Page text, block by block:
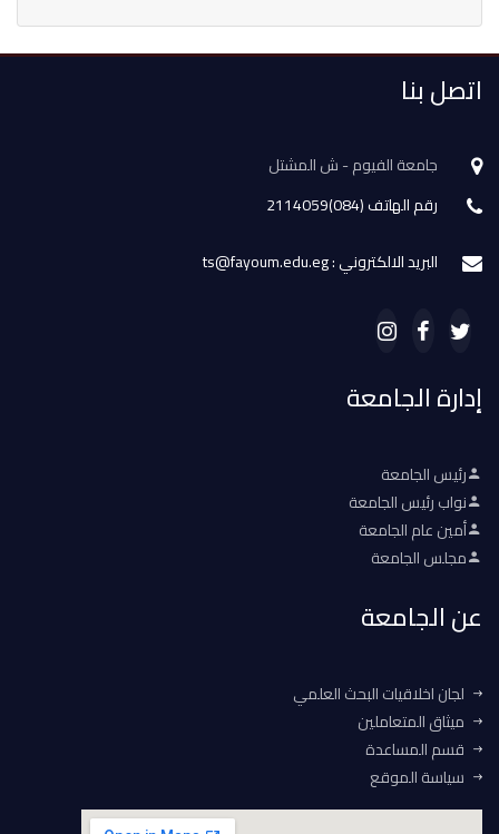
اتصل بنا
جامعة الفيوم - ش المشتل
رقم الهاتف (084)2114059
البريد الالكتروني : ts@fayoum.edu.eg
إدارة الجامعة
رئيس الجامعة
نواب رئيس الجامعة
أمين عام الجامعة
مجلس الجامعة
عن الجامعة
لجان اخلاقيات البحث العلمي
ميثاق المتعاملين
قسم المساعدة
سياسة الموقع